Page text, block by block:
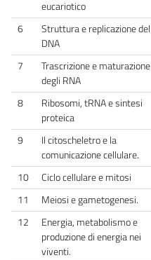
eucariotico
6
Struttura e replicazione del
DNA
7
Trascrizione e maturazione
degli RNA
8
Ribosomi, tRNA e sintesi
proteica
9
Il citoscheletro e la
comunicazione cellulare.
10 Ciclo cellulare e mitosi
11
Meiosi e gametogenesi.
12
Energia, metabolismo e
produzione di energia nei
viventi.